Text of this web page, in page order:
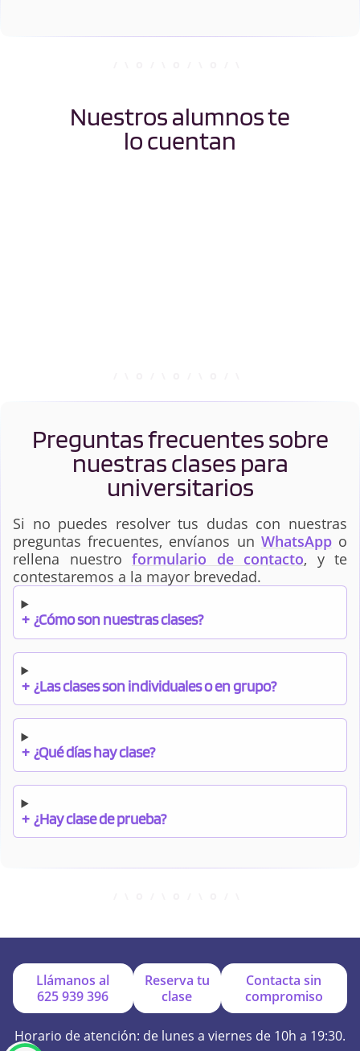
Nuestros alumnos te
lo cuentan
Preguntas frecuentes sobre
nuestras clases para
universitarios
Si no puedes resolver tus dudas con nuestras
preguntas frecuentes, envíanos un WhatsAppo
rellena nuestro formulario de contacto, y te
contestaremos a la mayor brevedad.
+ ¿Cómo son nuestras clases?
+ ¿Las clases son individuales o en grupo?
+ ¿Qué días hay clase?
+ ¿Hay clase de prueba?
+ ¿Por qué online?
Llámanos al
625 939 396
Reserva tu
clase
Contacta sin
compromiso
Horario de atención: de lunes a viernes de 10h a 19:30.